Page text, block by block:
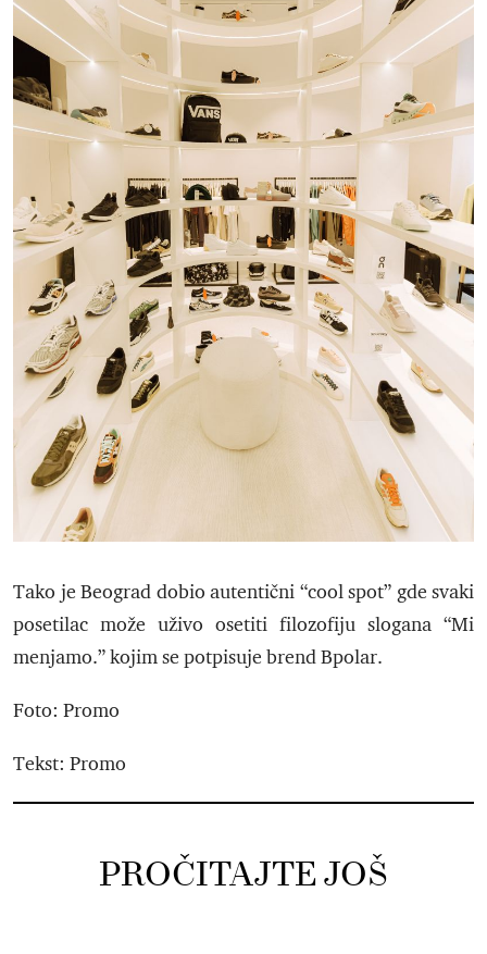
Tako je Beograd dobio autentični “cool spot” gde svaki
posetilac može uživo osetiti filozofiju slogana “Mi
menjamo.” kojim se potpisuje brend Bpolar.
Foto: Promo
Tekst: Promo
PROČITAJTE JOŠ